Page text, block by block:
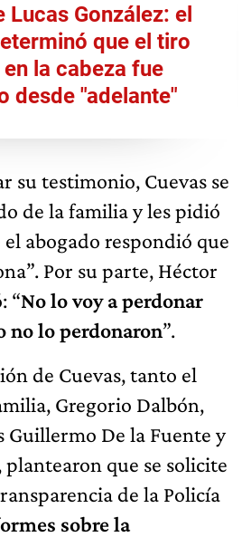
Lucas González: el
que el tiro
la cabeza fue
desde "adelante"
su testimonio, Cuevas se
de la familia y les pidió
abogado respondió que
Por su parte, Héctor
“No lo voy a perdonar
no lo perdonaron”.
de Cuevas, tanto el
Gregorio Dalbón,
Guillermo De la Fuente y
plantearon que se solicite
de la Policía
sobre la